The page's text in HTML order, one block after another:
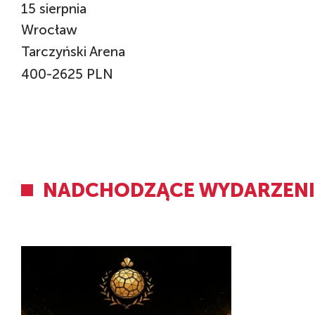
15 sierpnia
Wrocław
Tarczyński Arena
400-2625 PLN
NADCHODZĄCE